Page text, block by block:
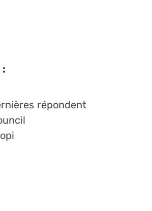
répondent